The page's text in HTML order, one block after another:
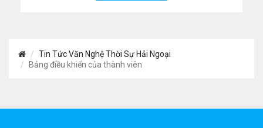
Tin Tức Văn Nghệ Thời Sự Hải Ngoại
Bảng điều khiển của thành viên